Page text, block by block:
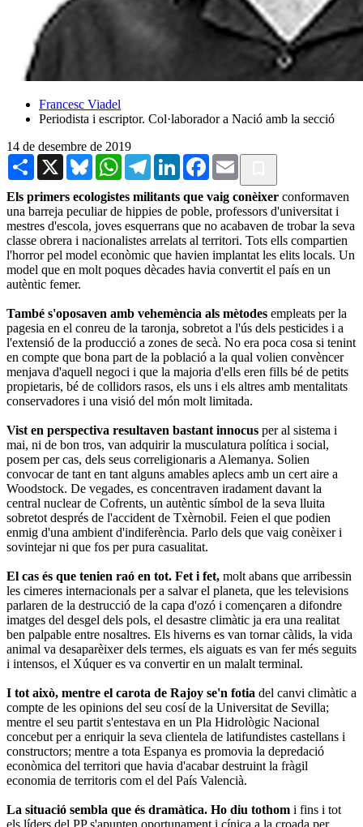
Francesc Viadel
Periodista i escriptor. Col·laborador a Nació amb la secció
14 de desembre de 2019
Share X BlueskyWhatsAppTelegramLinkedInFacebook
Email
Els primers ecologistes militants que vaig conèixer conformaven
una barreja peculiar de hippies de poble, professors d'universitat i
mestres d'escola, joves esquerrans que no acabaven de trobar la seva
classe obrera i nacionalistes arrelats al territori. Tots ells compartien
l'horror pel model econòmic que havien implantat les elits locals. Un
model que en molt poques dècades havia convertit el país en un
autèntic femer.
També s'oposaven amb vehemència als mètodes empleats per la
pagesia en el conreu de la taronja, sobretot a l'ús dels pesticides i a
l'extensió de la producció a zones de secà. No era poca cosa si tenint
en compte que bona part de la població a la qual volien convèncer
menjava d'aquell negoci i que la majoria d'ells eren fills bé de petits
propietaris, bé de collidors rasos, els uns i els altres amb mentalitats
conservadores i una visió del món molt limitada.
Vist en perspectiva resultaven bastant innocus per al sistema i
mai, ni de bon tros, van adquirir la musculatura política i social,
posem per cas, dels seus correligionaris a Alemanya. Solien
convocar de tant en tant alguns amables aplecs amb un cert aire a
Woodstock. De vegades, es concentraven iradament davant la
central nuclear de Cofrents, un autèntic símbol de la seva lluita
sobretot després de l'accident de Txèrnobil. Feien el que podien
enmig d'una ambient d'indiferència. Parlo dels que vaig conèixer i
sovintejar ni que fos per pura casualitat.
El cas és que tenien raó en tot. Fet i fet, molt abans que arribessin
les cimeres internacionals per a salvar el planeta, que les televisions
parlaren de la destrucció de la capa d'ozó i començaren a difondre
imatges del desgel dels pols, el desastre climàtic ja era una realitat
ben palpable entre nosaltres. Els hiverns es van tornar càlids, la vida
animal va desaparèixer dels termes, els aiguats es van fer més seguits
i intensos, el Xúquer es va convertir en un malalt terminal.
I tot això, mentre el carota de Rajoy se'n fotia del canvi climàtic a
compte de les opinions del seu cosí de la Universitat de Sevilla;
mentre el seu partit s'entestava en un Pla Hidrològic Nacional
concebut per a enriquir la seva clientela de latifundistes castellans i
constructors; mentre a tota Espanya es promovia la depredació
econòmica del territori que havia d'acabar destruint la fràgil
economia de territoris com el del País Valencià.
La situació sembla que és dramàtica. Ho diu tothom i fins i tot
els líders del PP s'apunten oportunament i cínica a la croada per